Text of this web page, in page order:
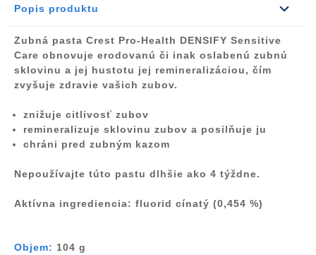
Popis produktu
Zubná pasta Crest Pro-Health DENSIFY Sensitive
Care obnovuje erodovanú či inak oslabenú zubnú
sklovinu a jej hustotu jej remineralizáciou, čím
zvyšuje zdravie vašich zubov.
znižuje citlivosť zubov
remineralizuje sklovinu zubov a posilňuje ju
chráni pred zubným kazom
Nepoužívajte túto pastu dlhšie ako 4 týždne.
Aktívna ingrediencia: fluorid cínatý (0,454 %)
Objem: 104 g